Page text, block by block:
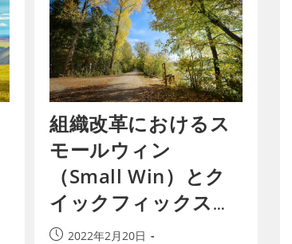
組織改革におけるス
モールウィン
（Small Win）とク
イックフィックス
（Quick Fix）
2022年2月20日